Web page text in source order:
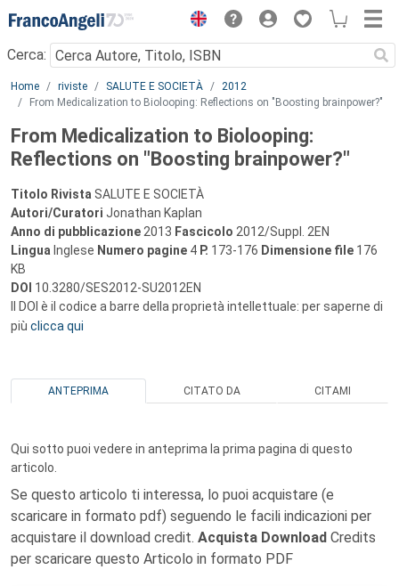
Menu
Cerca:
Main content
Home riviste SALUTE E SOCIETÀ
2012
From Medicalization to Biolooping: Reflections on "Boosting brainpower?"
From Medicalization to Biolooping:
Reflections on "Boosting brainpower?"
Titolo Rivista SALUTE E SOCIETÀ
Autori/Curatori Jonathan Kaplan
Anno di pubblicazione 2013 Fascicolo 2012/Suppl. 2EN
Lingua Inglese Numero pagine 4 P. 173-176 Dimensione file 176
KB
DOI 10.3280/SES2012-SU2012EN
Il DOI è il codice a barre della proprietà intellettuale: per saperne di
più clicca qui
ANTEPRIMA CITATO DA CITAMI
Qui sotto puoi vedere in anteprima la prima pagina di questo
articolo.
Se questo articolo ti interessa, lo puoi acquistare (e
scaricare in formato pdf) seguendo le facili indicazioni per
acquistare il download credit. Acquista Download Credits
per scaricare questo Articolo in formato PDF